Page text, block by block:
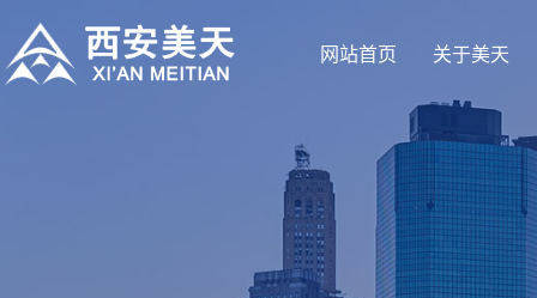
网站首页 关于美天